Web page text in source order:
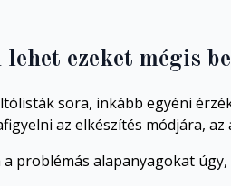
ezeket mégis
sora, inkább egyéni
az elkészítés módjára,
problémás alapanyagokat